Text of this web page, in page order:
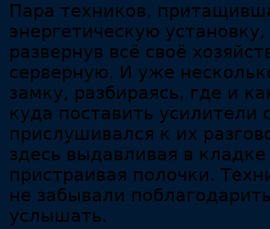
Пара техников,
энергетическую
развернув всё своё
серверную. И уже
замку, разбираясь, где и
куда поставить усилители
прислушивался к их
здесь выдавливая в
пристраивая полочки.
не забывали
услышать.